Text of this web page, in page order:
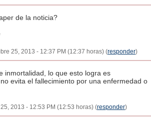
de la noticia?
25, 2013 - 12:37 PM (12:37 horas) (responder)
inmortalidad, lo que esto logra es
evita el fallecimiento por una enfermedad o
2013 - 12:53 PM (12:53 horas) (responder)